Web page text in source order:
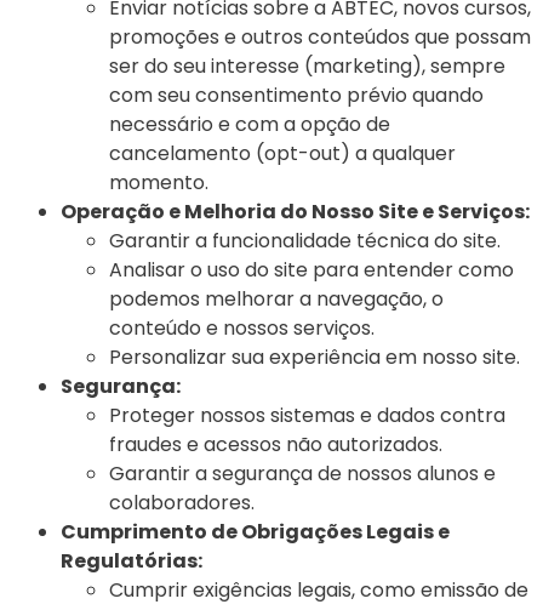
Enviar notícias sobre a ABTEC, novos cursos,
promoções e outros conteúdos que possam
ser do seu interesse (marketing), sempre
com seu consentimento prévio quando
necessário e com a opção de
cancelamento (opt-out) a qualquer
momento.
Operação e Melhoria do Nosso Site e Serviços:
Garantir a funcionalidade técnica do site.
Analisar o uso do site para entender como
podemos melhorar a navegação, o
conteúdo e nossos serviços.
Personalizar sua experiência em nosso site.
Segurança:
Proteger nossos sistemas e dados contra
fraudes e acessos não autorizados.
Garantir a segurança de nossos alunos e
colaboradores.
Cumprimento de Obrigações Legais e
Regulatórias:
Cumprir exigências legais, como emissão de